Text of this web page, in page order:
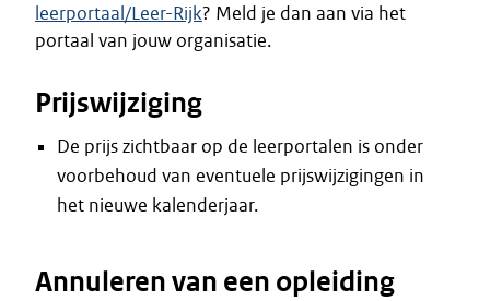
leerportaal/Leer-Rijk? Meld je dan aan via het
portaal van jouw organisatie.
Prijswijziging
De prijs zichtbaar op de leerportalen is onder
voorbehoud van eventuele prijswijzigingen in
het nieuwe kalenderjaar.
Annuleren van een opleiding